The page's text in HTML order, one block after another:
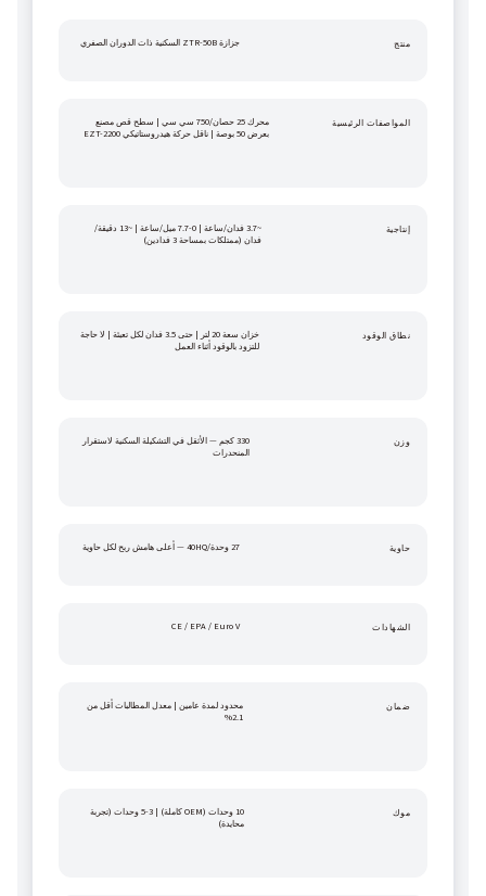
منتج جزازة ZTR-50B السكنية ذات الدوران الصفري
المواصفات الرئيسية
محرك 25 حصان/750 سي سي | سطح قص مصنع
بعرض 50 بوصة | ناقل حركة هيدروستاتيكي EZT-2200
إنتاجية
~3.7 فدان/ساعة | 0-7.7 ميل/ساعة | ~13 دقيقة/
فدان (ممتلكات بمساحة 3 فدادين)
نطاق الوقود
خزان سعة 20 لتر | حتى 3.5 فدان لكل تعبئة | لا حاجة
للتزود بالوقود أثناء العمل
وزن
330 كجم — الأثقل في التشكيلة السكنية لاستقرار
المنحدرات
حاوية 27 وحدة/40HQ — أعلى هامش ربح لكل حاوية
الشهادات CE / EPA / Euro V
ضمان
محدود لمدة عامين | معدل المطالبات أقل من
2.1%
موك
10 وحدات (OEM كاملة) | 3-5 وحدات (تجربة
محايدة)